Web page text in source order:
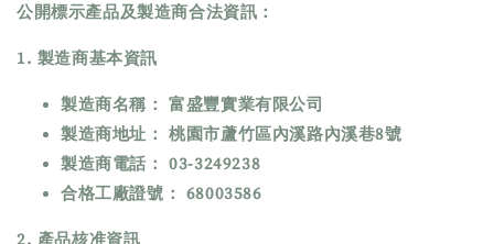
公開標示產品及製造商合法資訊：
1. 製造商基本資訊
製造商名稱： 富盛豐實業有限公司
製造商地址： 桃園市蘆竹區內溪路內溪巷8號
製造商電話： 03-3249238
合格工廠證號： 68003586